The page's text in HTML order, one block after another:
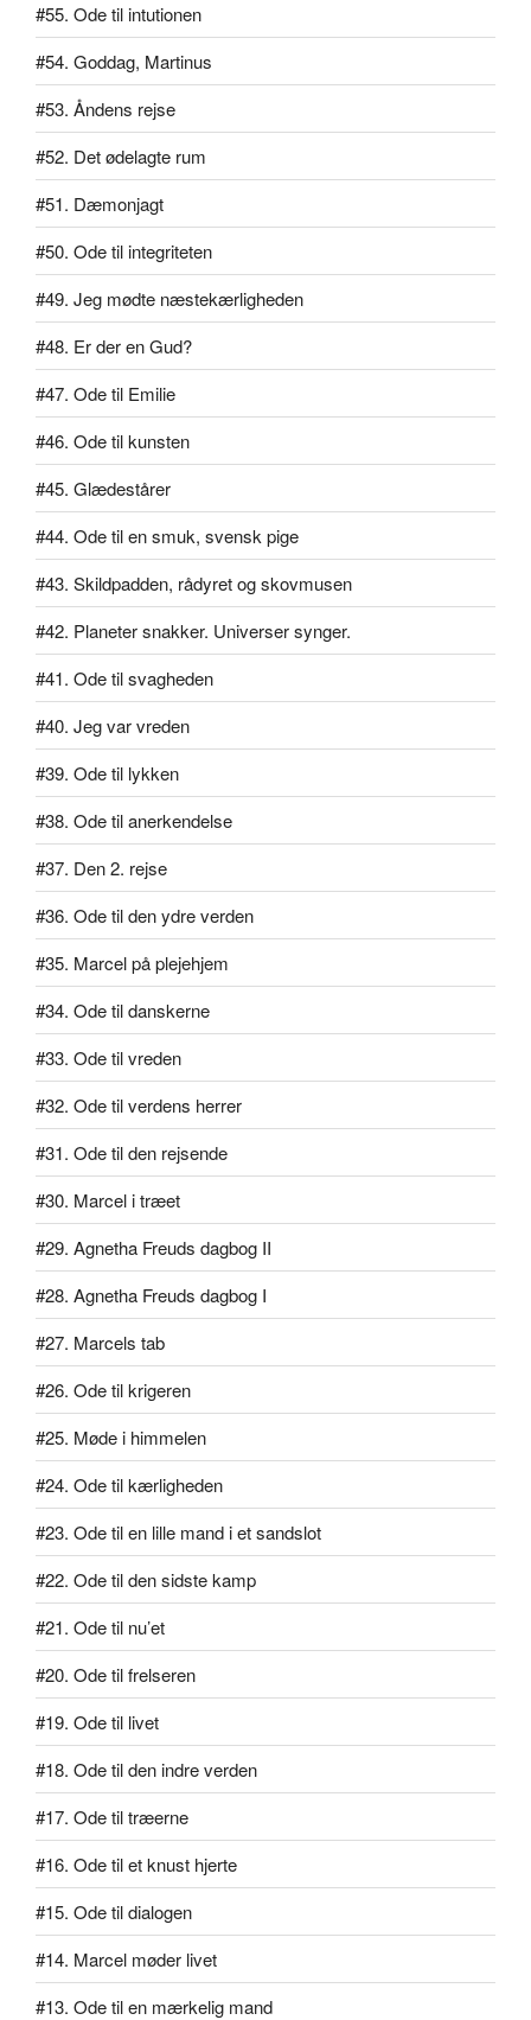
#55. Ode til intutionen
#54. Goddag, Martinus
#53. Åndens rejse
#52. Det ødelagte rum
#51. Dæmonjagt
#50. Ode til integriteten
#49. Jeg mødte næstekærligheden
#48. Er der en Gud?
#47. Ode til Emilie
#46. Ode til kunsten
#45. Glædestårer
#44. Ode til en smuk, svensk pige
#43. Skildpadden, rådyret og skovmusen
#42. Planeter snakker. Universer synger.
#41. Ode til svagheden
#40. Jeg var vreden
#39. Ode til lykken
#38. Ode til anerkendelse
#37. Den 2. rejse
#36. Ode til den ydre verden
#35. Marcel på plejehjem
#34. Ode til danskerne
#33. Ode til vreden
#32. Ode til verdens herrer
#31. Ode til den rejsende
#30. Marcel i træet
#29. Agnetha Freuds dagbog II
#28. Agnetha Freuds dagbog I
#27. Marcels tab
#26. Ode til krigeren
#25. Møde i himmelen
#24. Ode til kærligheden
#23. Ode til en lille mand i et sandslot
#22. Ode til den sidste kamp
#21. Ode til nu’et
#20. Ode til frelseren
#19. Ode til livet
#18. Ode til den indre verden
#17. Ode til træerne
#16. Ode til et knust hjerte
#15. Ode til dialogen
#14. Marcel møder livet
#13. Ode til en mærkelig mand